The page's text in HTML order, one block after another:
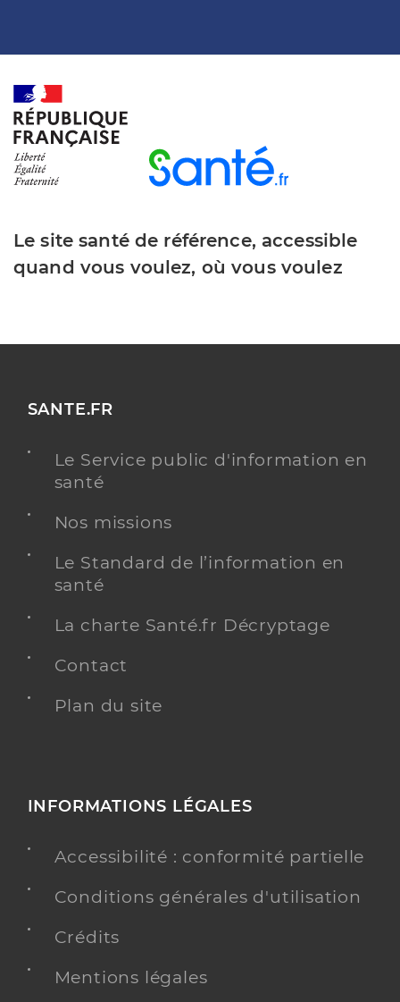
Le site santé de référence, accessible
quand vous voulez, où vous voulez
SANTE.FR
Le Service public d'information en
santé
Nos missions
Le Standard de l’information en
santé
La charte Santé.fr Décryptage
Contact
Plan du site
INFORMATIONS LÉGALES
Accessibilité : conformité partielle
Conditions générales d'utilisation
Crédits
Mentions légales